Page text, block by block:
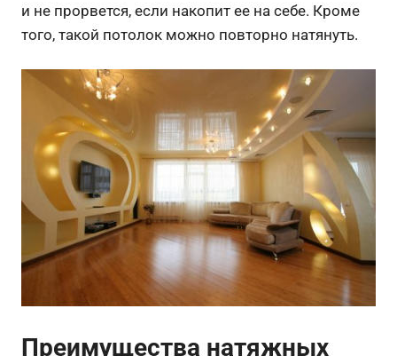
и не прорвется, если накопит ее на себе. Кроме
того, такой потолок можно повторно натянуть.
Преимущества натяжных